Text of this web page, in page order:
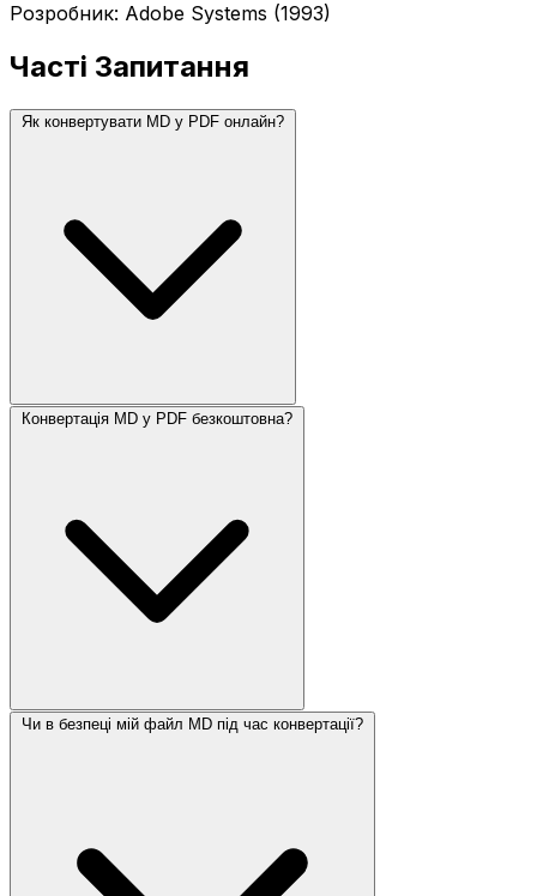
Розробник: Adobe Systems (1993)
Часті Запитання
Як конвертувати MD у PDF онлайн?
Конвертація MD у PDF безкоштовна?
Чи в безпеці мій файл MD під час конвертації?